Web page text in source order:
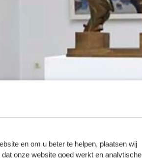
en om u beter te helpen, plaatsen wij
onze website goed werkt en analytische